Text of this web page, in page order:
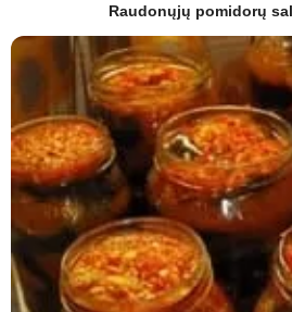
Raudonųjų pomidorų